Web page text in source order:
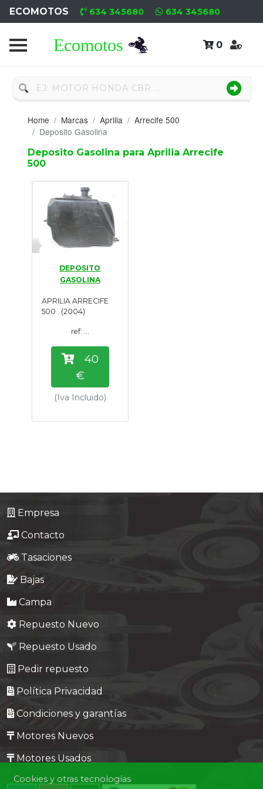
ECOMOTOS 634 345680 634 345680
0
Home
Nuevo
Neumáticos
Campa
Motores
Nuevos
Motores
Usados
Tasaciones
Formulario
Empresa
Contacto
Home Marcas Aprilia
Arrecife 500
Deposito Gasolina
Deposito Gasolina para Aprilia Arrecife
500
DEPOSITO
GASOLINA
APRILIA ARRECIFE
500 . (2004)
ref: ...
40
€
(Iva Incluido)
Empresa
Contacto
Tasaciones
Bajas
Campa
Repuesto Nuevo
Repuesto Usado
Pedir repuesto
Política Privacidad
Condiciones y garantías
Motores Nuevos
Motores Usados
Cookies y otras tecnologías